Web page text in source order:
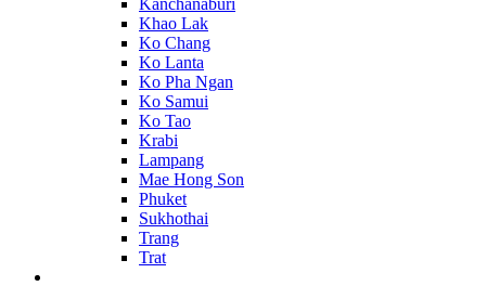
Kanchanaburi
Khao Lak
Ko Chang
Ko Lanta
Ko Pha Ngan
Ko Samui
Ko Tao
Krabi
Lampang
Mae Hong Son
Phuket
Sukhothai
Trang
Trat